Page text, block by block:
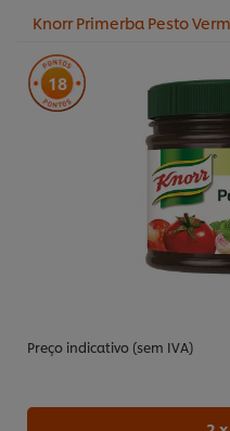
Knorr Primerba Pesto
18
Preço indicativo (sem IVA)